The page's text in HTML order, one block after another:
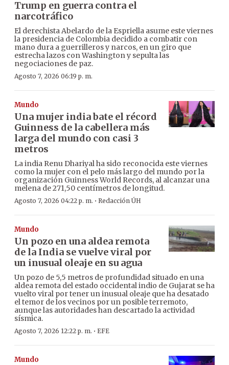
Trump en guerra contra el
narcotráfico
El derechista Abelardo de la Espriella asume este viernes
la presidencia de Colombia decidido a combatir con
mano dura a guerrilleros y narcos, en un giro que
estrecha lazos con Washington y sepulta las
negociaciones de paz.
Agosto 7, 2026 06:19 p. m.
Mundo
Una mujer india bate el récord
Guinness de la cabellera más
larga del mundo con casi 3
metros
La india Renu Dhariyal ha sido reconocida este viernes
como la mujer con el pelo más largo del mundo por la
organización Guinness World Records, al alcanzar una
melena de 271,50 centímetros de longitud.
Agosto 7, 2026 04:22 p. m. · Redacción ÚH
Mundo
Un pozo en una aldea remota
de la India se vuelve viral por
un inusual oleaje en su agua
Un pozo de 5,5 metros de profundidad situado en una
aldea remota del estado occidental indio de Gujarat se ha
vuelto viral por tener un inusual oleaje que ha desatado
el temor de los vecinos por un posible terremoto,
aunque las autoridades han descartado la actividad
sísmica.
Agosto 7, 2026 12:22 p. m. · EFE
Mundo